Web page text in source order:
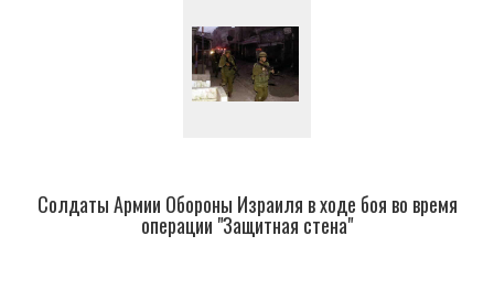
Солдаты Армии Обороны Израиля в ходе боя во время
операции "Защитная стена"